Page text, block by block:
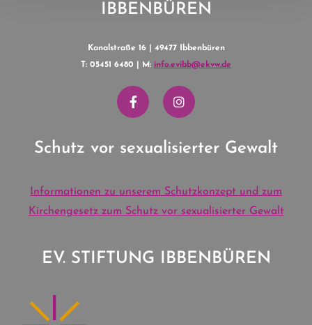
IBBENBÜREN
Kanalstraße 16 | 49477 Ibbenbüren
T: 05451 6480 | M: info.evibb@ekvw.de
Schutz vor sexualisierter Gewalt
Informationen zu unserem Schutzkonzept und zum
Kirchengesetz zum Schutz vor sexualisierter Gewalt
EV. STIFTUNG IBBENBÜREN